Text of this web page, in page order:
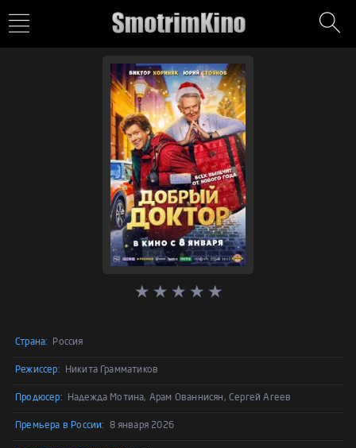
Страна: Россия
Режиссер: Никита Грамматиков
Продюсер: Надежда Мотина, Арам Ованнисян, Сергей Агеев
Премьера в России: 8 января 2026